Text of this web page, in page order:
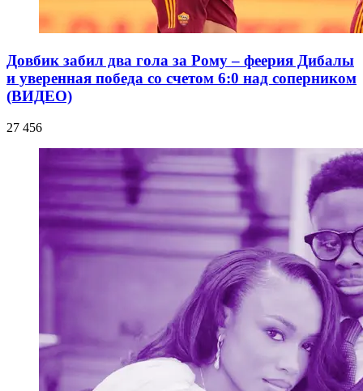
Довбик забил два гола за Рому – феерия Дибалы
и уверенная победа со счетом 6:0 над соперником
(ВИДЕО)
27 456